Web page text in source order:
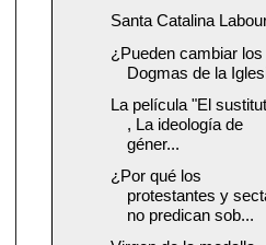
Santa Catalina
¿Pueden cambiar los
Dogmas de la
La película "El
, La ideología de
géner...
¿Por qué los
protestantes y
no predican sob...